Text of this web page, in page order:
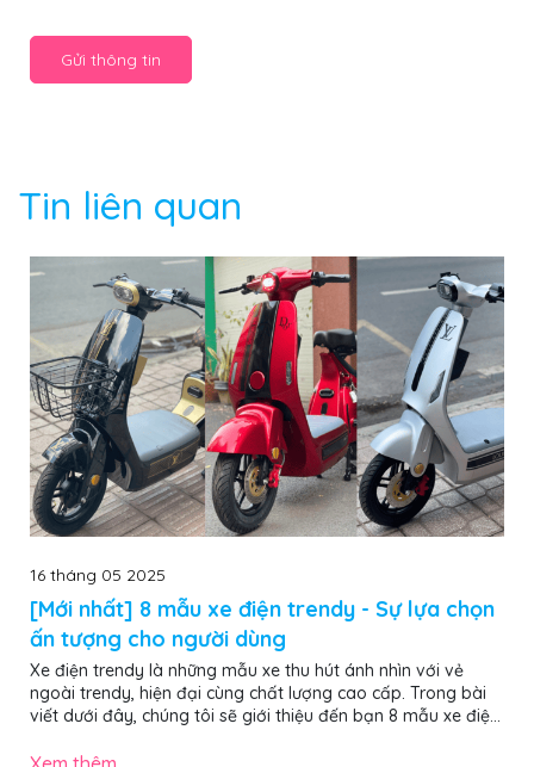
Gửi thông tin
Tin liên quan
16 tháng 05 2025
[Mới nhất] 8 mẫu xe điện trendy - Sự lựa chọn
ấn tượng cho người dùng
Xe điện trendy là những mẫu xe thu hút ánh nhìn với vẻ
ngoài trendy, hiện đại cùng chất lượng cao cấp. Trong bài
viết dưới đây, chúng tôi sẽ giới thiệu đến bạn 8 mẫu xe điện
chọn được chiếc “chiến mã” ưng ý, nổi bật khi di chuyển trên